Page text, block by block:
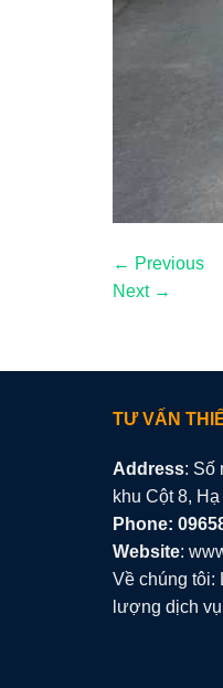
← Previous
Next →
TƯ VẤN
Address: Số
khu Cột 8,
Phone:
Website:
Về chúng tôi:
lượng dịch